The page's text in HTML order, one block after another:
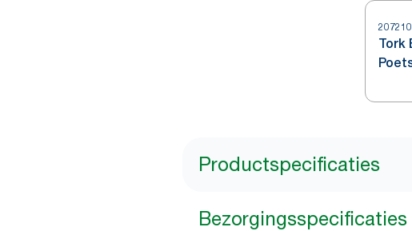
207210
Tork
Productspecificaties
Bezorgingsspecificaties